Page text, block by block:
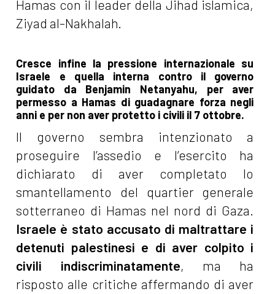
Hamas con il leader della Jihad islamica,
Ziyad al-Nakhalah.
Cresce infine la pressione internazionale su
Israele e quella interna contro il governo
guidato da Benjamin Netanyahu, per aver
permesso a Hamas di guadagnare forza negli
anni e per non aver protetto i civili il 7 ottobre.
Il governo sembra intenzionato a
proseguire l’assedio e l’esercito ha
dichiarato di aver completato lo
smantellamento del quartier generale
sotterraneo di Hamas nel nord di Gaza.
Israele è stato accusato di maltrattare i
detenuti palestinesi e di aver colpito i
civili indiscriminatamente, ma ha
risposto alle critiche affermando di aver